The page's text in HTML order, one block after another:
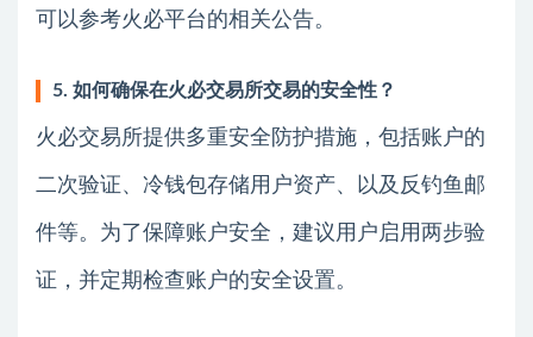
可以参考火必平台的相关公告。
5. 如何确保在火必交易所交易的安全性？
火必交易所提供多重安全防护措施，包括账户的
二次验证、冷钱包存储用户资产、以及反钓鱼邮
件等。为了保障账户安全，建议用户启用两步验
证，并定期检查账户的安全设置。